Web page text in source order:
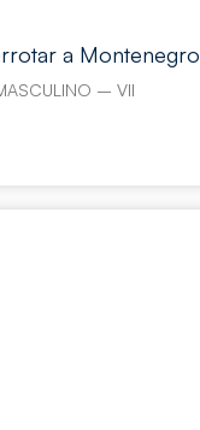
a Montenegro
– VII